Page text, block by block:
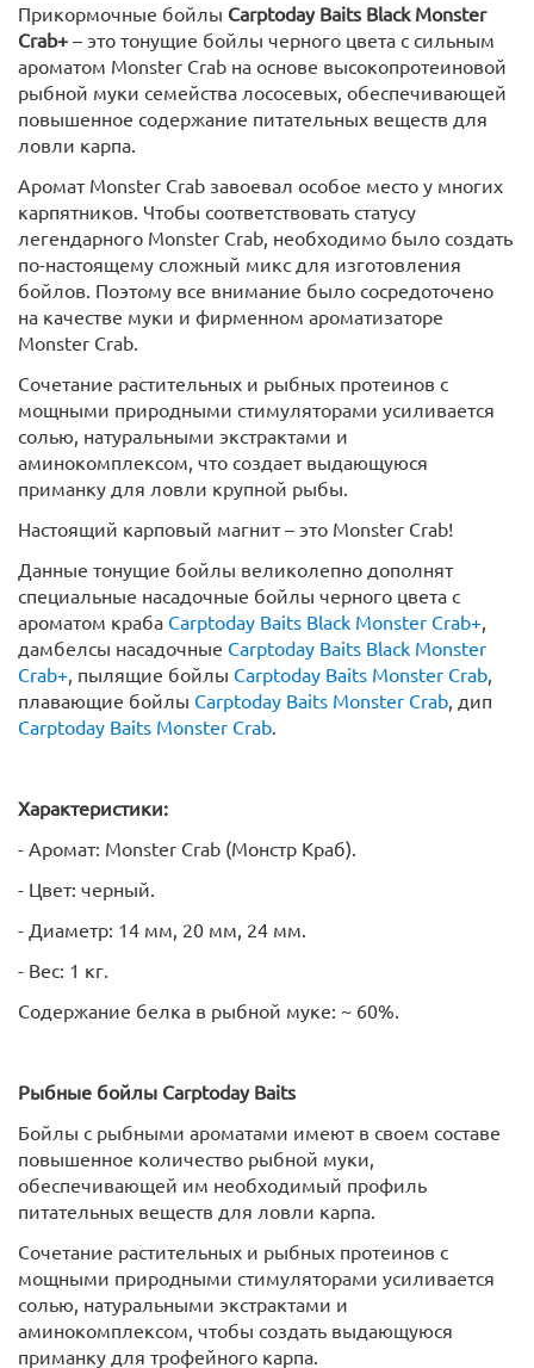
Прикормочные бойлы Carptoday Baits Black Monster
Crab+ – это тонущие бойлы черного цвета с сильным
ароматом Monster Crab на основе высокопротеиновой
рыбной муки семейства лососевых, обеспечивающей
повышенное содержание питательных веществ для
ловли карпа.
Аромат Monster Crab завоевал особое место у многих
карпятников. Чтобы соответствовать статусу
легендарного Monster Crab, необходимо было создать
по-настоящему сложный микс для изготовления
бойлов. Поэтому все внимание было сосредоточено
на качестве муки и фирменном ароматизаторе
Monster Crab.
Сочетание растительных и рыбных протеинов с
мощными природными стимуляторами усиливается
солью, натуральными экстрактами и
аминокомплексом, что создает выдающуюся
приманку для ловли крупной рыбы.
Настоящий карповый магнит – это Monster Crab!
Данные тонущие бойлы великолепно дополнят
специальные насадочные бойлы черного цвета с
ароматом краба Carptoday Baits Black Monster Crab+,
дамбелсы насадочные Carptoday Baits Black Monster
Crab+, пылящие бойлы Carptoday Baits Monster Crab,
плавающие бойлы Carptoday Baits Monster Crab, дип
Carptoday Baits Monster Crab.
Характеристики:
- Аромат: Monster Crab (Монстр Краб).
- Цвет: черный.
- Диаметр: 14 мм, 20 мм, 24 мм.
- Вес: 1 кг.
Содержание белка в рыбной муке: ~ 60%.
Рыбные бойлы Carptoday Baits
Бойлы с рыбными ароматами имеют в своем составе
повышенное количество рыбной муки,
обеспечивающей им необходимый профиль
питательных веществ для ловли карпа.
Сочетание растительных и рыбных протеинов с
мощными природными стимуляторами усиливается
солью, натуральными экстрактами и
аминокомплексом, чтобы создать выдающуюся
приманку для трофейного карпа.